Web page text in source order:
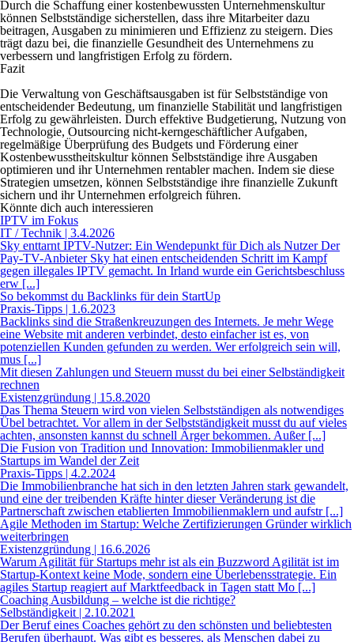
Durch die Schaffung einer kostenbewussten Unternehmenskultur
können Selbstständige sicherstellen, dass ihre Mitarbeiter dazu
beitragen, Ausgaben zu minimieren und Effizienz zu steigern. Dies
trägt dazu bei, die finanzielle Gesundheit des Unternehmens zu
verbessern und langfristigen Erfolg zu fördern.
Fazit
Die Verwaltung von Geschäftsausgaben ist für Selbstständige von
entscheidender Bedeutung, um finanzielle Stabilität und langfristigen
Erfolg zu gewährleisten. Durch effektive Budgetierung, Nutzung von
Technologie, Outsourcing nicht-kerngeschäftlicher Aufgaben,
regelmäßige Überprüfung des Budgets und Förderung einer
Kostenbewusstheitskultur können Selbstständige ihre Ausgaben
optimieren und ihr Unternehmen rentabler machen. Indem sie diese
Strategien umsetzen, können Selbstständige ihre finanzielle Zukunft
sichern und ihr Unternehmen erfolgreich führen.
Könnte dich auch interessieren
IPTV im Fokus
IT / Technik | 3.4.2026
Sky enttarnt IPTV-Nutzer: Ein Wendepunkt für Dich als Nutzer Der
Pay-TV-Anbieter Sky hat einen entscheidenden Schritt im Kampf
gegen illegales IPTV gemacht. In Irland wurde ein Gerichtsbeschluss
erw [...]
So bekommst du Backlinks für dein StartUp
Praxis-Tipps | 1.6.2023
Backlinks sind die Straßenkreuzungen des Internets. Je mehr Wege
eine Website mit anderen verbindet, desto einfacher ist es, von
potenziellen Kunden gefunden zu werden. Wer erfolgreich sein will,
mus [...]
Mit diesen Zahlungen und Steuern musst du bei einer Selbständigkeit
rechnen
Existenzgründung | 15.8.2020
Das Thema Steuern wird von vielen Selbstständigen als notwendiges
Übel betrachtet. Vor allem in der Selbstständigkeit musst du auf vieles
achten, ansonsten kannst du schnell Ärger bekommen. Außer [...]
Die Fusion von Tradition und Innovation: Immobilienmakler und
Startups im Wandel der Zeit
Praxis-Tipps | 4.2.2024
Die Immobilienbranche hat sich in den letzten Jahren stark gewandelt,
und eine der treibenden Kräfte hinter dieser Veränderung ist die
Partnerschaft zwischen etablierten Immobilienmaklern und aufstr [...]
Agile Methoden im Startup: Welche Zertifizierungen Gründer wirklich
weiterbringen
Existenzgründung | 16.6.2026
Warum Agilität für Startups mehr ist als ein Buzzword Agilität ist im
Startup-Kontext keine Mode, sondern eine Überlebensstrategie. Ein
agiles Startup reagiert auf Marktfeedback in Tagen statt Mo [...]
Coaching Ausbildung – welche ist die richtige?
Selbständigkeit | 2.10.2021
Der Beruf eines Coaches gehört zu den schönsten und beliebtesten
Berufen überhaupt. Was gibt es besseres, als Menschen dabei zu